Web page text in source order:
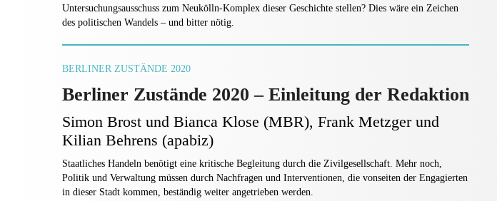
Untersuchungsausschuss zum Neukölln-Komplex dieser Geschichte stellen? Dies wäre ein Zeichen
des politischen Wandels – und bitter nötig.
BERLINER ZUSTÄNDE 2020
Berliner Zustände 2020 – Einleitung der Redaktion
Simon Brost und Bianca Klose (MBR), Frank Metzger und
Kilian Behrens (apabiz)
Staatliches Handeln benötigt eine kritische Begleitung durch die Zivilgesellschaft. Mehr noch,
Politik und Verwaltung müssen durch Nachfragen und Interventionen, die vonseiten der Engagierten
in dieser Stadt kommen, beständig weiter angetrieben werden.